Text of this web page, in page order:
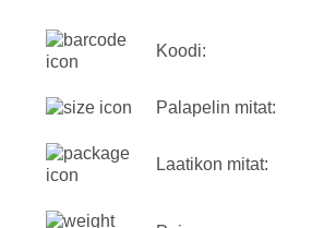
Koodi:
Palapelin mitat:
Laatikon mitat: